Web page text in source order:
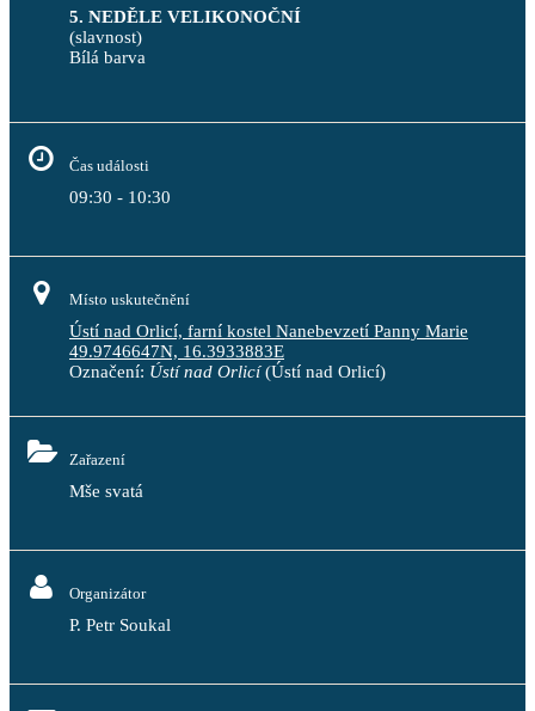
5. NEDĚLE VELIKONOČNÍ
(slavnost)
Bílá barva
Čas události
09:30 - 10:30
Místo uskutečnění
Ústí nad Orlicí, farní kostel Nanebevzetí Panny Marie
49.9746647N, 16.3933883E
Označení: Ústí nad Orlicí(Ústí nad Orlicí)
Zařazení
Mše svatá
Organizátor
P. Petr Soukal